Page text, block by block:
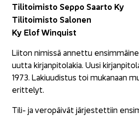
Ti­li­toi­mis­to Seppo Saar­to Ky
Ti­li­toi­mis­to Sa­lo­nen
Ky Elof Winquist
Lii­ton ni­mis­sä an­net­tu
uutta kir­jan­pi­to­la­kia. Uusi
1973. La­ki­uu­dis­tus toi mu­ka­naan
erittelyt.
Tili- ja ve­ro­päi­vät jär­jes­tet­tiin